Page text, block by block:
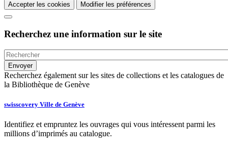
Accepter les cookies Modifier les préférences
Recherchez une information sur le site
Recherchez également sur les sites de collections et les catalogues de
la Bibliothèque de Genève
swisscovery Ville de Genève
Identifiez et empruntez les ouvrages qui vous intéressent parmi les
millions d’imprimés au catalogue.